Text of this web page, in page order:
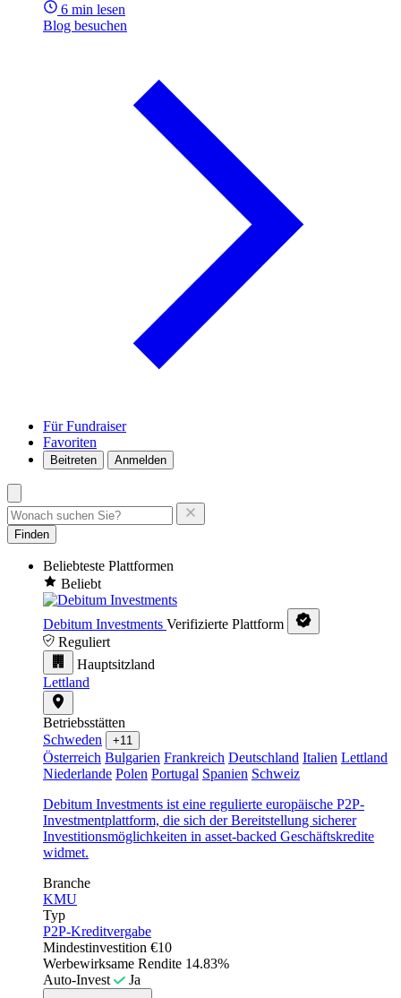
6 min lesen
Blog besuchen
Für Fundraiser
Favoriten
Beitreten Anmelden
Finden
Beliebteste Plattformen
Beliebt
Debitum Investments Verifizierte Plattform
Reguliert
Hauptsitzland
Lettland
Betriebsstätten
Schweden
+11
Österreich Bulgarien Frankreich Deutschland Italien Lettland
Niederlande Polen Portugal Spanien Schweiz
Debitum Investments ist eine regulierte europäische P2P-
Investmentplattform, die sich der Bereitstellung sicherer
Investitionsmöglichkeiten in asset-backed Geschäftskredite
widmet.
Branche
KMU
Typ
P2P-Kreditvergabe
Mindestinvestition €10
Werbewirksame Rendite 14.83%
Auto-Invest
Ja